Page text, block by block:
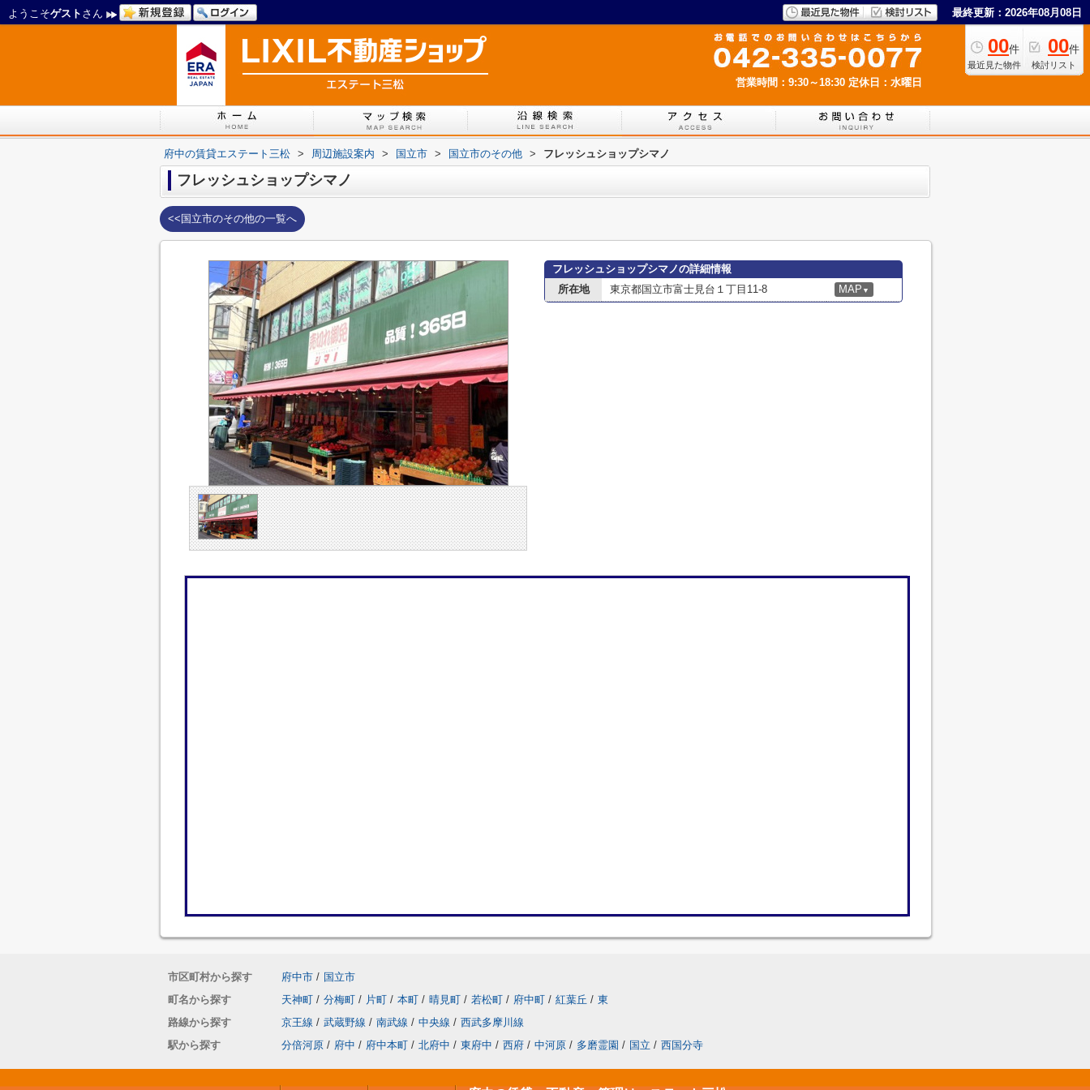
ようこそゲスト さん 最終更新：2026年08月08日
00件
最近見た物件
00件
検討リスト
営業時間：9:30～18:30 定休日：水曜日
府中の賃貸エステート三松 > 周辺施設案内 > 国立市 > 国立市のその他 > フレッシュショップシマノ
フレッシュショップシマノ
<<国立市のその他の一覧へ
フレッシュショップシマノの詳細情報
所在地
東京都国立市富士見台１丁目11-8 MAP ▼
市区町村から探す 府中市 / 国立市
町名から探す
天神町 / 分梅町 / 片町 / 本町 / 晴見町 / 若松町 / 府中町 / 紅葉丘 / 東
路線から探す
京王線 / 武蔵野線 / 南武線 / 中央線 / 西武多摩川線
駅から探す
分倍河原 / 府中 / 府中本町 / 北府中 / 東府中 / 西府 / 中河原 / 多磨霊園 / 国立 / 西国分寺